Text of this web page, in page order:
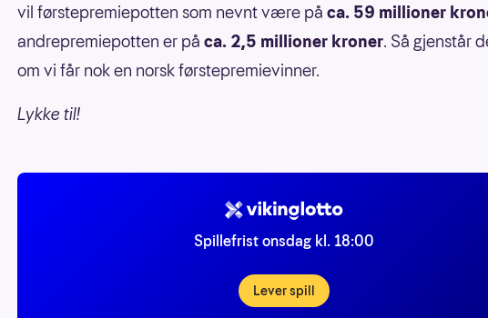
vil førstepremiepotten som nevnt være på ca. 59 millioner
andrepremiepotten er på ca. 2,5 millioner kroner. Så gjenstår
om vi får nok en norsk førstepremievinner.
Lykke til!
Spillefrist onsdag kl. 18:00
Lever spill